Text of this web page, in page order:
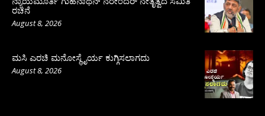
ರಚನೆ
August 8, 2026
ಮಸಿ ಎರಚಿ ಮನೋಸ್ಥೈರ್ಯ ಕುಗ್ಗಿಸಲಾಗದು
August 8, 2026